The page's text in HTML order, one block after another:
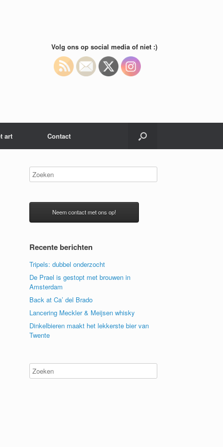
Volg ons op social media of niet :)
art Contact
Neem contact met ons op!
Recente berichten
Tripels: dubbel onderzocht
De Prael is gestopt met brouwen in
Amsterdam
Back at Ca’ del Brado
Lancering Meckler & Meijsen whisky
Dinkelbieren maakt het lekkerste bier van
Twente